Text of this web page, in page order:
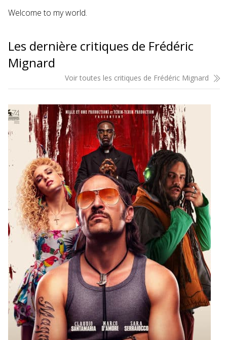
Welcome to my world.
Les dernière critiques de Frédéric
Mignard
Voir toutes les critiques de Frédéric Mignard